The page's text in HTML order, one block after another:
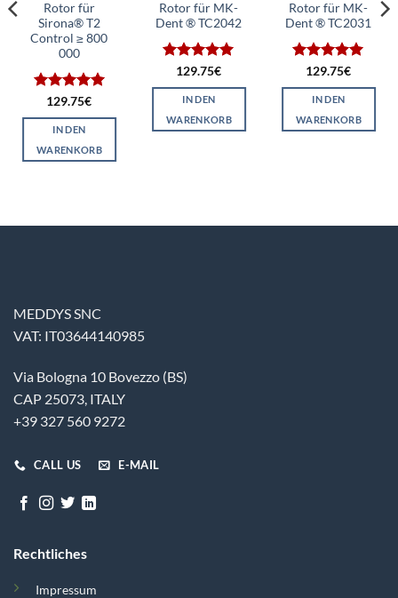
Rotor für
Sirona® T2
Control ≥ 800
000
Bewertet
mit5von
129.75€
IN DEN
WARENKORB
Rotor für MK-
Dent ® TC2042
Bewertet
mit5von
129.75€
IN DEN
WARENKORB
Rotor für MK-
Dent ® TC2031
Bewertet
mit5von
129.75€
IN DEN
WARENKORB
MEDDYS SNC
VAT: IT03644140985
Via Bologna 10 Bovezzo (BS)
CAP 25073, ITALY
+39 327 560 9272
CALL US E-MAIL
Rechtliches
Impressum